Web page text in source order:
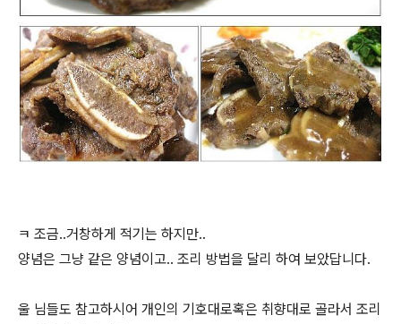
ㅋ 조금..거창하게 적기는 하지만..
양념은 그냥 같은 양념이고.. 조리 방법을 달리 하여 보았답니다.
울 님들도 참고하시어 개인의 기호대로혹은 취향대로 골라서 조리